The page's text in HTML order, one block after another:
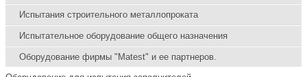
Испытания строительного металлопроката
Испытательное оборудование общего назначения
Оборудование фирмы "Matest" и ее партнеров.